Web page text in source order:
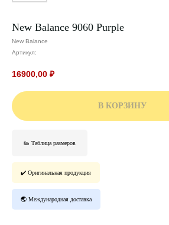
New Balance 9060 Purple
New Balance
Артикул:
16900,00 ₽
В КОРЗИНУ
👟 Таблица размеров
✔️ Оригинальная продукция
🌏 Международная доставка